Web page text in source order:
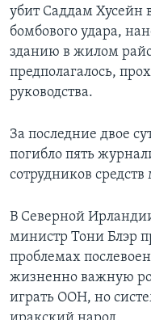
СОЦИАЛЬНЫЕ СЕТИ
убит Саддам Хусейн
бомбового удара,
зданию в жилом
предполагалось,
руководства.
За последние двое
погибло пять
сотрудников
В Северной
министр Тони Блэр
проблемах
жизненно важную
играть ООН, но